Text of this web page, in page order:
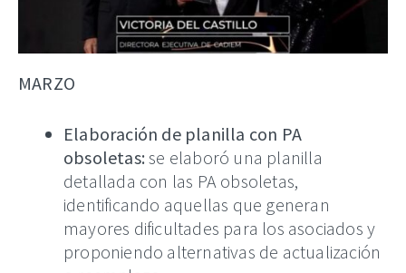
MARZO
Elaboración de planilla con PA
obsoletas: se elaboró una planilla
detallada con las PA obsoletas,
identificando aquellas que generan
mayores dificultades para los asociados y
proponiendo alternativas de actualización